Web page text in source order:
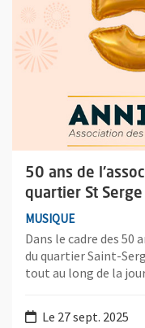
50 ans de
quartier St Serge
MUSIQUE
Dans le cadre des
du quartier Saint-
tout au long de la
Le 27 sept. 2025